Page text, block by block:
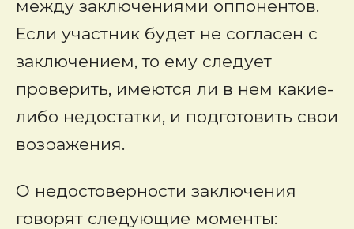
между заключениями оппонентов.
Если участник будет не согласен с
заключением, то ему следует
проверить, имеются ли в нем какие-
либо недостатки, и подготовить свои
возражения.
О недостоверности заключения
говорят следующие моменты: